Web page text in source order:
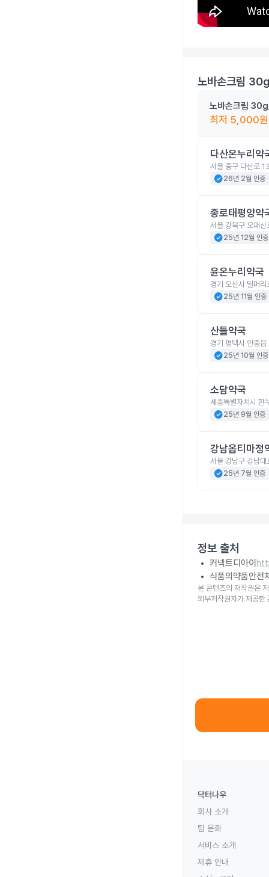
노바손크림
노바손크림
최저 5,000원
다산온누리약
서울 중구 다산로
check_circle26년 2월 인증
종로태평양약
서울 강북구 오패
check_circle25년 12월 인증
윤온누리약국
경기 오산시 밀머
check_circle25년 11월 인증
산들약국
경기 평택시 안중
check_circle25년 10월 인증
소담약국
세종특별자치시
check_circle25년 9월 인증
강남옵티마정
서울 강남구 강남
check_circle25년 7월 인증
정보 출처
커넥트디아이
식품의약품안전
본 콘텐츠의 저작권은
외부저작권자가 제공한
닥터나우
회사 소개
팀 문화
서비스 소개
제휴 안내